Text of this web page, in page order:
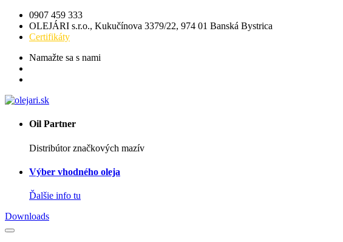
0907 459 333
OLEJÁRI s.r.o., Kukučínova 3379/22, 974 01 Banská Bystrica
Certifikáty
Namažte sa s nami
Oil Partner
Distribútor značkových mazív
Výber vhodného oleja
Ďalšie info tu
Downloads